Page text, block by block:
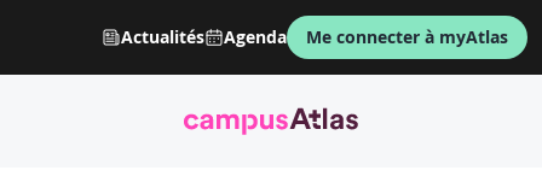
Actualités Agenda Me connecter à myAtlas